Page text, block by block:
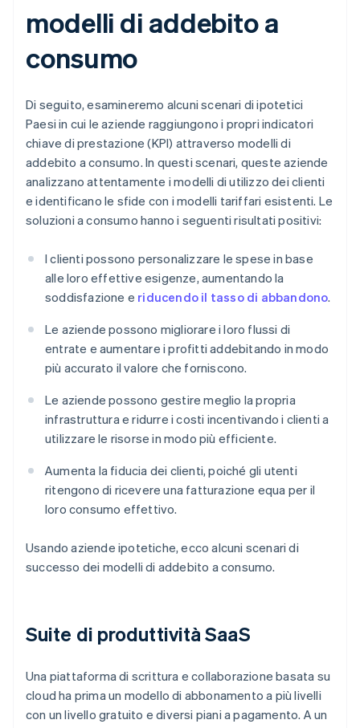
modelli di addebito a
consumo
Di seguito, esamineremo alcuni scenari di ipotetici
Paesi in cui le aziende raggiungono i propri indicatori
chiave di prestazione (KPI) attraverso modelli di
addebito a consumo. In questi scenari, queste aziende
analizzano attentamente i modelli di utilizzo dei clienti
e identificano le sfide con i modelli tariffari esistenti. Le
soluzioni a consumo hanno i seguenti risultati positivi:
I clienti possono personalizzare le spese in base
alle loro effettive esigenze, aumentando la
soddisfazione e riducendo il tasso di abbandono.
Le aziende possono migliorare i loro flussi di
entrate e aumentare i profitti addebitando in modo
più accurato il valore che forniscono.
Le aziende possono gestire meglio la propria
infrastruttura e ridurre i costi incentivando i clienti a
utilizzare le risorse in modo più efficiente.
Aumenta la fiducia dei clienti, poiché gli utenti
ritengono di ricevere una fatturazione equa per il
loro consumo effettivo.
Usando aziende ipotetiche, ecco alcuni scenari di
successo dei modelli di addebito a consumo.
Suite di produttività SaaS
Una piattaforma di scrittura e collaborazione basata su
cloud ha prima un modello di abbonamento a più livelli
con un livello gratuito e diversi piani a pagamento. A un